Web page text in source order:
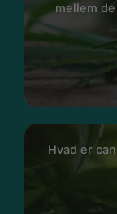
mellem
Hvad er